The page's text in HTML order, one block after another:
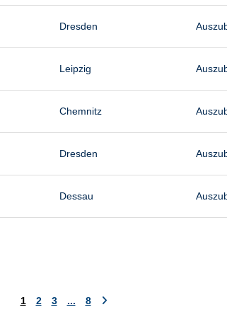
Dresden
Leipzig
Chemnitz
Dresden
Dessau
1 2 3 ... 8